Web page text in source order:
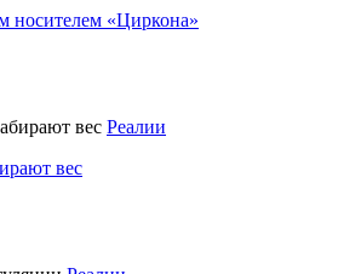
носителем «Циркона»
Реалии
вес